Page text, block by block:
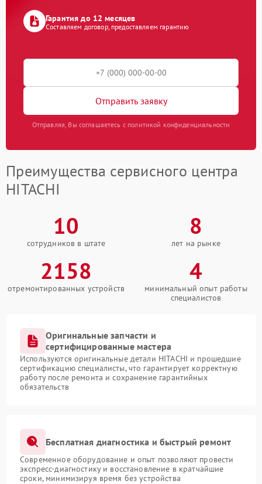
Гарантия до 12 месяцев
Составляем договор, предоставляем гарантию
Отправить заявку
Отправляя, Вы соглашаетесь с политикой конфиденциальности
Преимущества сервисного центра
HITACHI
10
сотрудников в штате
8
лет на рынке
2158
отремонтированных устройств
4
минимальный опыт работы
специалистов
Оригинальные запчасти и
сертифицированные мастера
Используются оригинальные детали HITACHI и прошедшие
сертификацию специалисты, что гарантирует корректную
работу после ремонта и сохранение гарантийных
обязательств
Бесплатная диагностика и быстрый ремонт
Современное оборудование и опыт позволяют провести
экспресс-диагностику и восстановление в кратчайшие
сроки, минимизируя время без устройства